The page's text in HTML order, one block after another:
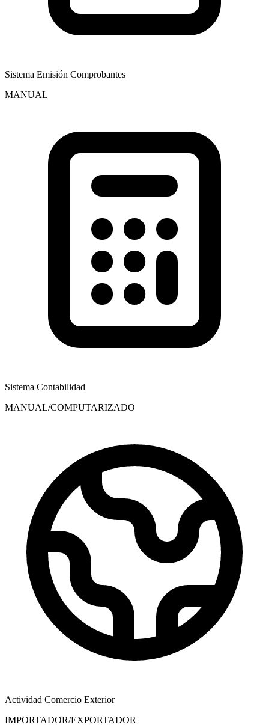
Sistema Emisión Comprobantes
MANUAL
Sistema Contabilidad
MANUAL/COMPUTARIZADO
Actividad Comercio Exterior
IMPORTADOR/EXPORTADOR